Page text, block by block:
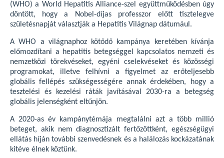
(WHO) a World Hepatitis Alliance-szel együttműködésben úgy
döntött, hogy a Nobel-díjas professzor előtt tisztelegve
születésnapját választják a Hepatitis Világnap dátumául.
A WHO a világnaphoz kötődő kampánya keretében kívánja
előmozdítani a hepatitis betegséggel kapcsolatos nemzeti és
nemzetközi törekvéseket, egyéni cselekvéseket és közösségi
programokat, illetve felhívni a figyelmet az erőteljesebb
globális fellépés szükségességére annak érdekében, hogy a
tesztelési és kezelési ráták javításával 2030-ra a betegség
globális jelenségként eltűnjön.
A 2020-as év kampánytémája megtalálni azt a több millió
beteget, akik nem diagnosztizált fertőzöttként, egészségügyi
ellátás híján további szenvedésnek és a halálozás kockázatának
kitéve élnek köztünk.